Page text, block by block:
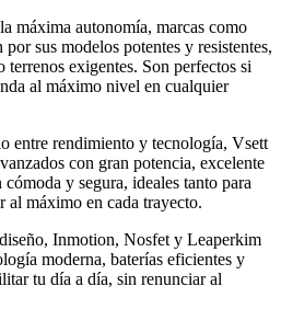
máxima autonomía, marcas como
sus modelos potentes y resistentes,
terrenos exigentes. Son perfectos si
al máximo nivel en cualquier
entre rendimiento y tecnología, Vsett
con gran potencia, excelente
y segura, ideales tanto para
al máximo en cada trayecto.
Inmotion, Nosfet y Leaperkim
moderna, baterías eficientes y
tu día a día, sin renunciar al